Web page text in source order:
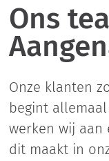
Ons
Onze klanten
begint
werken wij aan
dit maakt in